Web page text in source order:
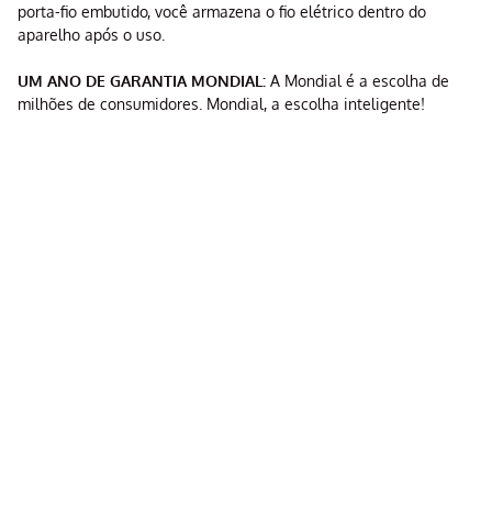
porta-fio embutido, você armazena o fio elétrico dentro do
aparelho após o uso.
UM ANO DE GARANTIA MONDIAL: A Mondial é a escolha de
milhões de consumidores. Mondial, a escolha inteligente!